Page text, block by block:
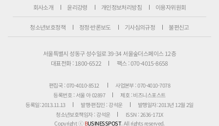
회사소개 윤리강령 개인정보처리방침 이용자위원회
청소년보호정책 정정·반론보도 기사심의규정 불편신고
서울특별시 성동구 성수일로 39-34 서울숲더스페이스 12층
대표전화 : 1800-6522
팩스 : 070-4015-8658
편집국 : 070-4010-8512
사업본부 : 070-4010-7078
등록번호 : 서울 아 02897
제호 : 비즈니스포스트
등록일: 2013.11.13
발행·편집인 : 강석운
발행일자: 2013년 12월 2일
청소년보호책임자 : 강석운
ISSN : 2636-171X
Copyright ⓒBUSINESSPOST. All rights reserved.